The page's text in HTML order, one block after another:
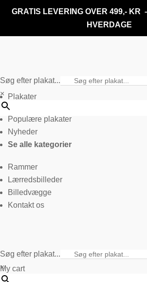
GRATIS LEVERING OVER 499,- KR
HVERDAGE
Søg efter plakat...
× Plakater
Populære plakater
Nyheder
Se alle kategorier
Rammer
Lærredsbilleder
Billedvægge
Kontakt os
Søg efter plakat...
×
My cart